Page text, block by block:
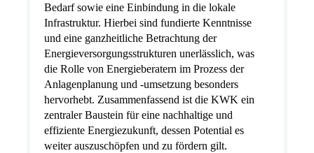
Bedarf sowie eine Einbindung in die lokale
Infrastruktur. Hierbei sind fundierte Kenntnisse
und eine ganzheitliche Betrachtung der
Energieversorgungsstrukturen unerlässlich, was
die Rolle von Energieberatern im Prozess der
Anlagenplanung und -umsetzung besonders
hervorhebt. Zusammenfassend ist die KWK ein
zentraler Baustein für eine nachhaltige und
effiziente Energiezukunft, dessen Potential es
weiter auszuschöpfen und zu fördern gilt.